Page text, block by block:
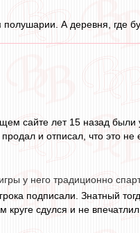
А деревня, где
сайте лет 15 назад
и отписал, что это не
у него традиционно
подписали. Знатный
сдулся и не